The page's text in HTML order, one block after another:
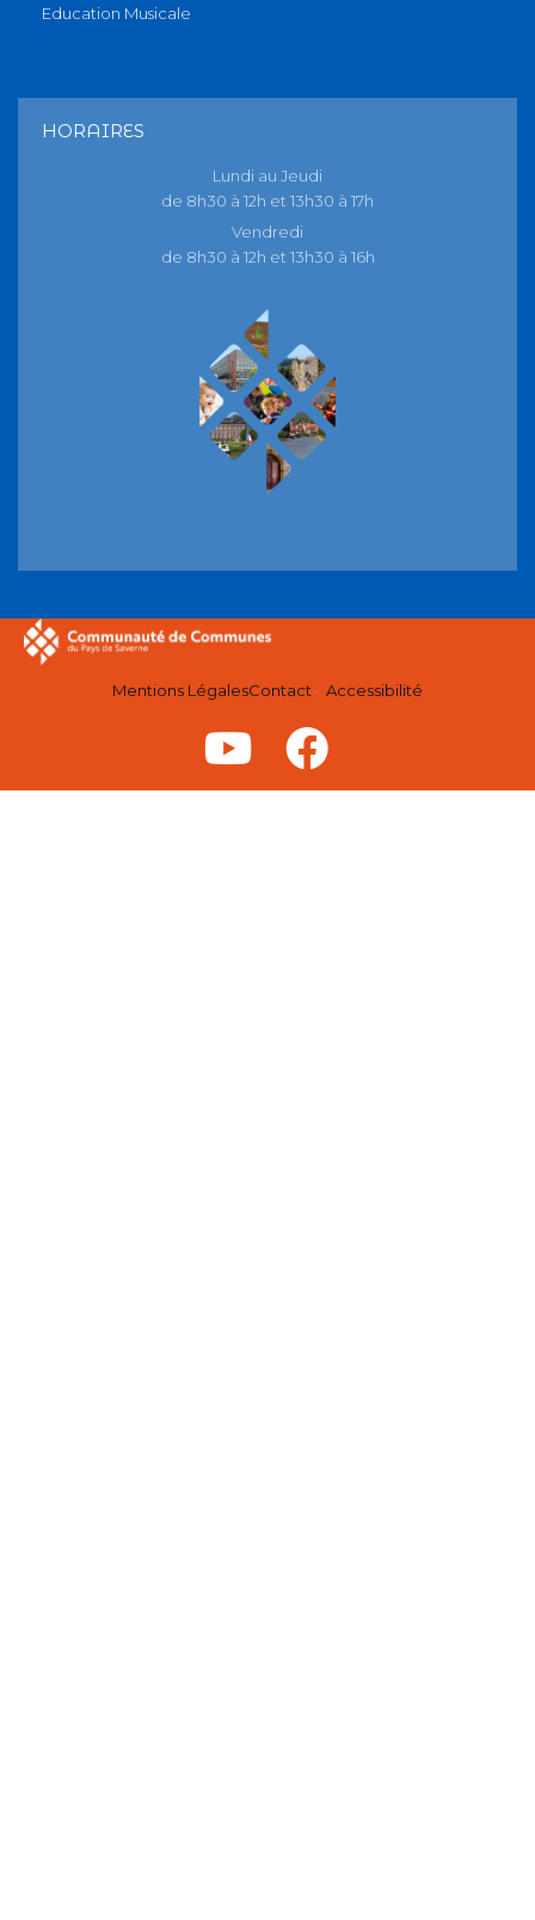
Education Musicale
HORAIRES
Lundi au Jeudi
de 8h30 à 12h et 13h30 à 17h
Vendredi
de 8h30 à 12h et 13h30 à 16h
Mentions LégalesContact Accessibilité